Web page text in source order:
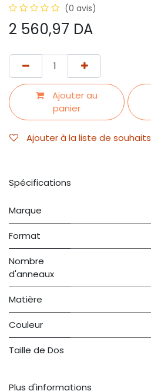
(0 avis)
2 560,97 DA
Ajouter au
panier
Ajouter à la liste de souhaits
Spécifications
Marque
Format
Nombre
d'anneaux
Matière
Couleur
Taille de Dos
Plus d'informations